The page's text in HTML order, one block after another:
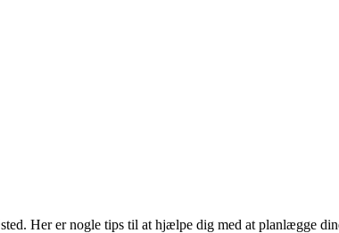
Her er nogle tips til at hjælpe dig med at planlægge